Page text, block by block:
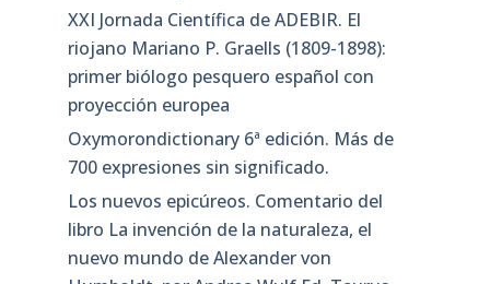
XXI Jornada Científica de ADEBIR. El
riojano Mariano P. Graells (1809-1898):
primer biólogo pesquero español con
proyección europea
Oxymorondictionary 6ª edición. Más de
700 expresiones sin significado.
Los nuevos epicúreos. Comentario del
libro La invención de la naturaleza, el
nuevo mundo de Alexander von